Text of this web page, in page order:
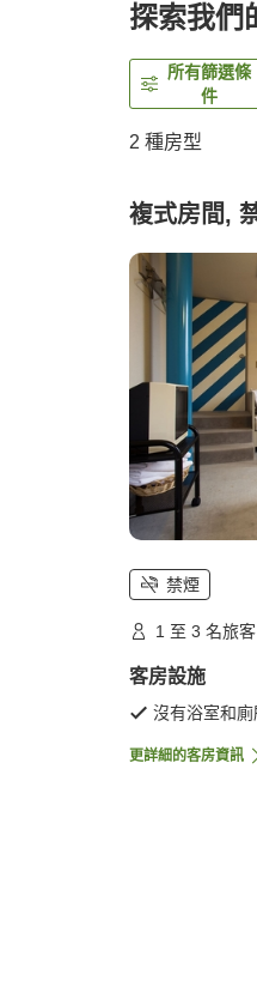
探索我們
所有篩選條
件
2 種房型
複式房間,
禁煙
1 至 3 名旅客
客房設施
沒有浴室和廁
更詳細的客房資訊